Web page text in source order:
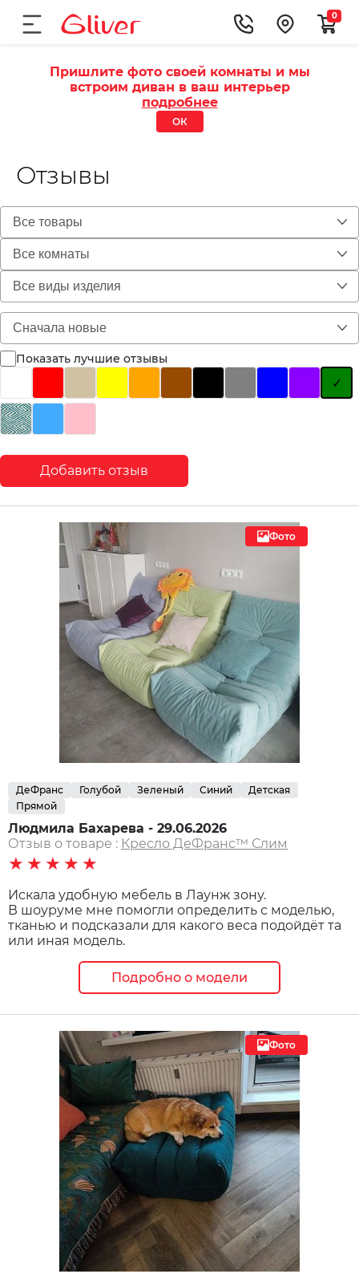
0
Пришлите фото своей комнаты и мы
встроим диван в ваш интерьер
подробнее
ОК
Отзывы
Показать лучшие отзывы
Добавить отзыв
Фото
ДеФранс Голубой Зеленый Синий
Детская
Прямой
Людмила Бахарева - 29.06.2026
Отзыв о товаре : Кресло ДеФранс™️ Слим
★★★★★
Искала удобную мебель в Лаунж зону.
В шоуруме мне помогли определить с моделью,
тканью и подсказали для какого веса подойдёт та
или иная модель.
Подробно о модели
Фото